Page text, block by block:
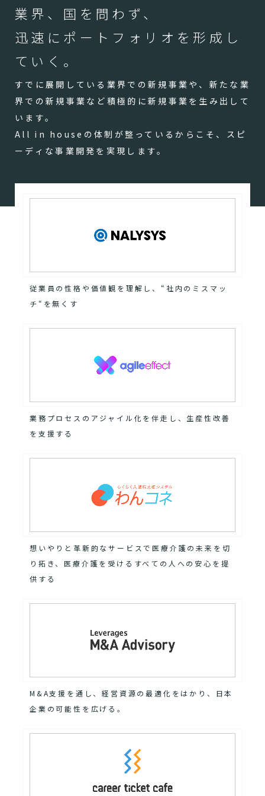
業界、国を問わず、
迅速にポートフォリオを形成し
ていく。
すでに展開している業界での新規事業や、新たな業
界での新規事業など積極的に新規事業を生み出して
います。
All in houseの体制が整っているからこそ、スピ
ーディな事業開発を実現します。
従業員の性格や価値観を理解し、“社内のミスマッ
チ“を無くす
業務プロセスのアジャイル化を伴走し、生産性改善
を支援する
想いやりと革新的なサービスで医療介護の未来を切
り拓き、医療介護を受けるすべての人への安心を提
供する
M&A支援を通し、経営資源の最適化をはかり、日本
企業の可能性を広げる。